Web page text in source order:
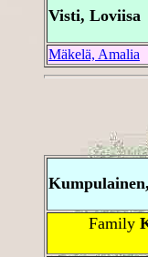
Visti, Loviisa
Mäkelä, Amalia
Family